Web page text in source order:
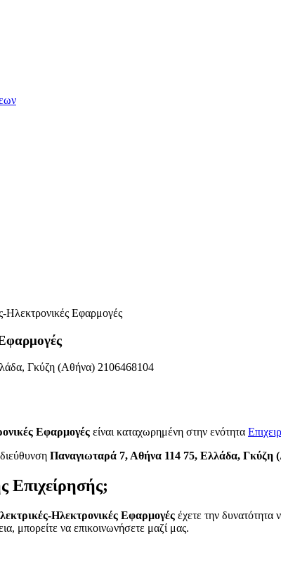
Ηλεκτρονικές Εφαρμογές
Γκύζη (Αθήνα) 2106468104
Εφαρμογές είναι καταχωρημένη στην ενότητα
Παναγιωταρά 7, Αθήνα 114 75, Ελλάδα, Γκύζη
Επιχείρησής;
Ηλεκτρονικές Εφαρμογές έχετε την δυνατότητα
μπορείτε να επικοινωνήσετε μαζί μας.